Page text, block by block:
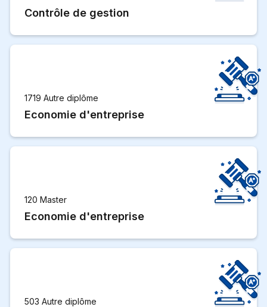
Contrôle de gestion
1719 Autre diplôme
Economie d'entreprise
120 Master
Economie d'entreprise
503 Autre diplôme